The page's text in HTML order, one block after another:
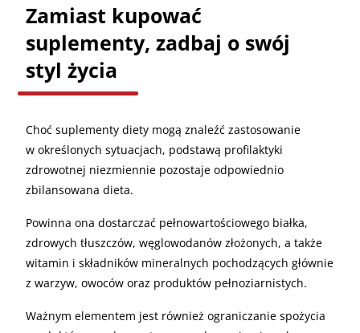
Zamiast kupować
suplementy, zadbaj o swój
styl życia
Choć suplementy diety mogą znaleźć zastosowanie
w określonych sytuacjach, podstawą profilaktyki
zdrowotnej niezmiennie pozostaje odpowiednio
zbilansowana dieta.
Powinna ona dostarczać pełnowartościowego białka,
zdrowych tłuszczów, węglowodanów złożonych, a także
witamin i składników mineralnych pochodzących głównie
z warzyw, owoców oraz produktów pełnoziarnistych.
Ważnym elementem jest również ograniczanie spożycia